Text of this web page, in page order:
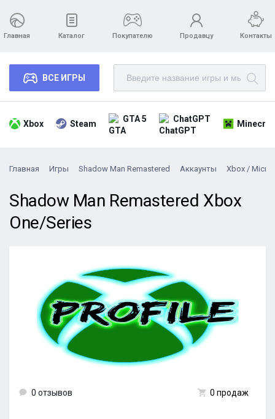
Главная Каталог Покупателю Продавцу Контакты
ВСЕ ИГРЫ
Xbox Steam GTA 5 ChatGPT
Главная Игры Shadow Man Remastered Аккаунты Xbox /
Shadow Man Remastered Xbox
One/Series
0 отзывов 0 продаж